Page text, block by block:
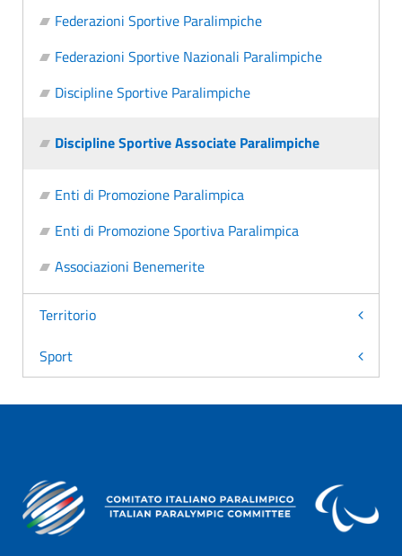
Federazioni Sportive Paralimpiche
Federazioni Sportive Nazionali Paralimpiche
Discipline Sportive Paralimpiche
Discipline Sportive Associate Paralimpiche
Enti di Promozione Paralimpica
Enti di Promozione Sportiva Paralimpica
Associazioni Benemerite
Territorio
Sport